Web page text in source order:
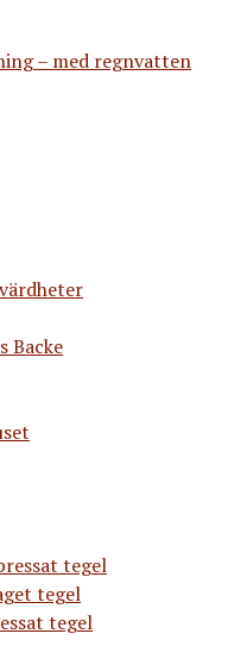
– med regnvatten
Backe
tegel
tegel
tegel